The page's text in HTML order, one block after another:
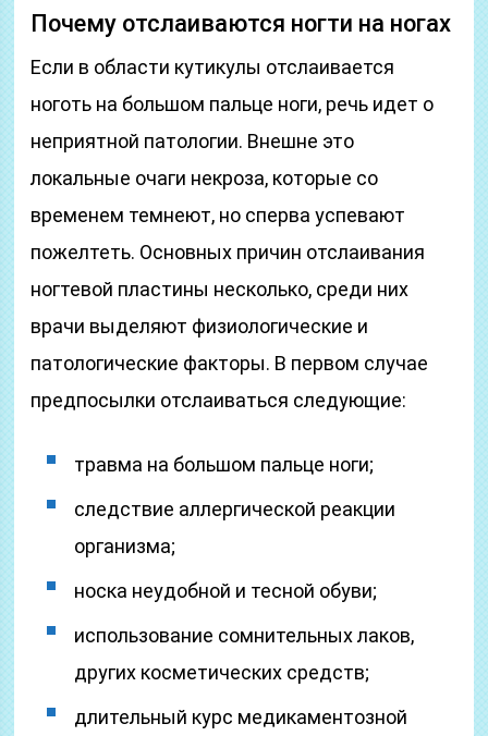
Почему отслаиваются ногти на ногах
Если в области кутикулы отслаивается
ноготь на большом пальце ноги, речь идет о
неприятной патологии. Внешне это
локальные очаги некроза, которые со
временем темнеют, но сперва успевают
пожелтеть. Основных причин отслаивания
ногтевой пластины несколько, среди них
врачи выделяют физиологические и
патологические факторы. В первом случае
предпосылки отслаиваться следующие:
травма на большом пальце ноги;
следствие аллергической реакции
организма;
носка неудобной и тесной обуви;
использование сомнительных лаков,
других косметических средств;
длительный курс медикаментозной